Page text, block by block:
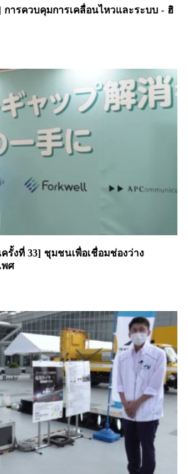
การควบคุมการเคลื่อนไหวและระบบ - ฮิ
งที่ 33] ชุมชนเพื่อเชื่อมช่องว่าง
พศ